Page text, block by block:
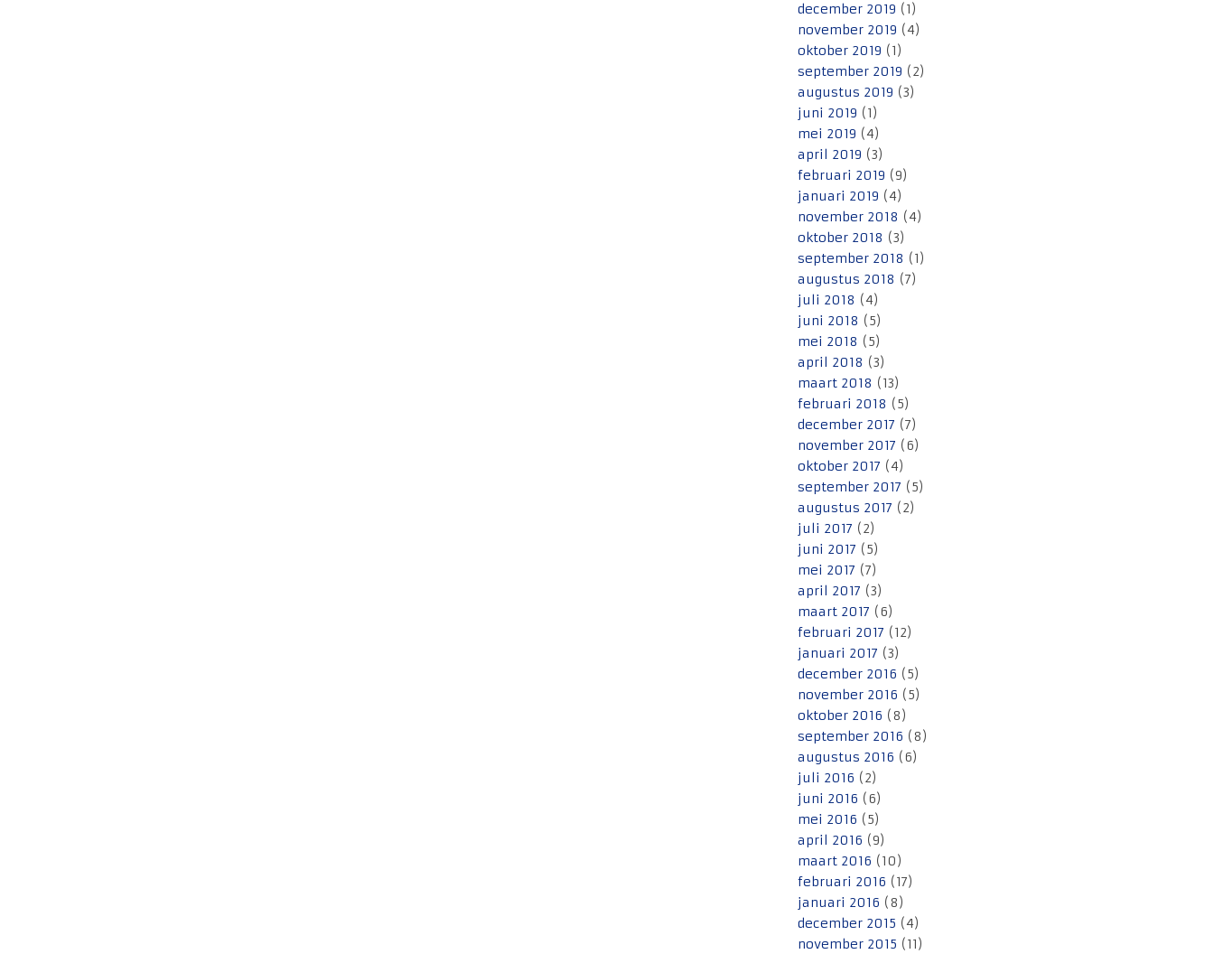
december 2019 (1)
november 2019 (4)
oktober 2019 (1)
september 2019 (2)
augustus 2019 (3)
juni 2019 (1)
mei 2019 (4)
april 2019 (3)
februari 2019 (9)
januari 2019 (4)
november 2018 (4)
oktober 2018 (3)
september 2018 (1)
augustus 2018 (7)
juli 2018 (4)
juni 2018 (5)
mei 2018 (5)
april 2018 (3)
maart 2018 (13)
februari 2018 (5)
december 2017 (7)
november 2017 (6)
oktober 2017 (4)
september 2017 (5)
augustus 2017 (2)
juli 2017 (2)
juni 2017 (5)
mei 2017 (7)
april 2017 (3)
maart 2017 (6)
februari 2017 (12)
januari 2017 (3)
december 2016 (5)
november 2016 (5)
oktober 2016 (8)
september 2016 (8)
augustus 2016 (6)
juli 2016 (2)
juni 2016 (6)
mei 2016 (5)
april 2016 (9)
maart 2016 (10)
februari 2016 (17)
januari 2016 (8)
december 2015 (4)
november 2015 (11)